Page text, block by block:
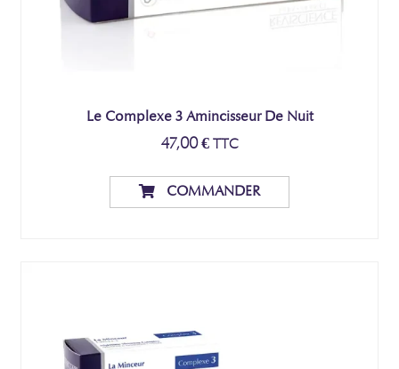
Le Complexe 3 Amincisseur De Nuit
47,00€ TTC
COMMANDER